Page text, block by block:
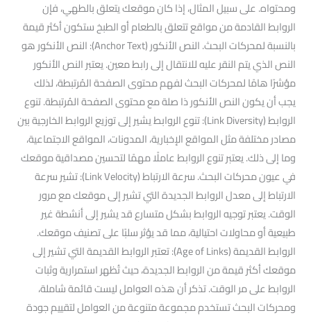
ومحتواه. على سبيل المثال، إذا كان موقعك يتعلق بالطهي، فإن
الروابط القادمة من مواقع تتعلق بالطعام أو الطبخ ستكون أكثر قيمة
بالنسبة لمحركات البحث. النص الأنكور (Anchor Text): النص الأنكور هو
النص الذي يتم النقر عليه للانتقال إلى رابط معين. يعتبر النص الأنكور
مؤشرًا هامًا لمحركات البحث لفهم محتوى الصفحة المُرتبطة، لذلك
يجب أن يكون النص الأنكور ذا صلة مع محتوى الصفحة المُرتبطة. تنوع
الروابط (Link Diversity): تنوع الروابط يشير إلى توزيع الروابط الخارجية بين
مصادر مختلفة مثل المواقع الإخبارية، المدونات، المواقع الاجتماعية،
وما إلى ذلك. يعتبر تنوع الروابط عاملًا مهمًا لتحسين مصداقية موقعك
في عيون محركات البحث. سرعة الارتباط (Link Velocity): تشير سرعة
الارتباط إلى معدل الروابط الجديدة التي تشير إلى موقعك مع مرور
الوقت. يعتبر توجيه الروابط بشكل متسارع قد يشير إلى أنشطة غير
طبيعية أو محاولات احتيالية، مما قد يؤثر سلبًا على تصنيف موقعك.
الروابط القديمة (Age of Links): تعتبر الروابط القديمة التي تشير إلى
موقعك أكثر قيمة من الروابط الجديدة، حيث تُظهر استمرارية وثبات
الروابط على مر الوقت. تذكر أن هذه العوامل ليست قائمة شاملة،
ومحركات البحث تستخدم مجموعة متنوعة من العوامل لتقييم جودة